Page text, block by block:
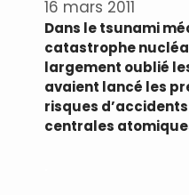
16 mars 2011
Dans le tsunami
catastrophe
largement oublié
avaient lancé les
risques
centrales